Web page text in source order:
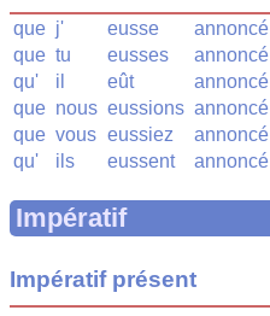
que j' eusse
annoncé
que tu eusses
annoncé
qu'
il eût
annoncé
que nous eussions annoncé
que vous eussiez
annoncé
qu'
ils eussent annoncé
Impératif
Impératif présent